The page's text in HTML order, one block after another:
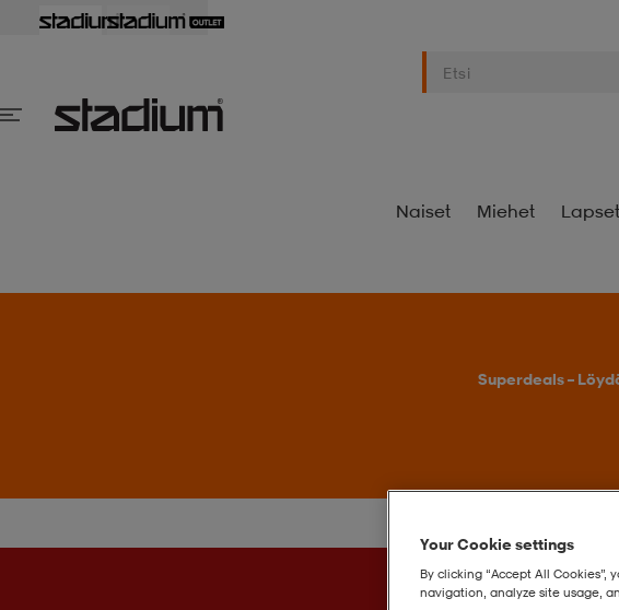
Naiset Miehet Lapset
Superdeals –
Your Cookie settings
By clicking “Accept All
navigation, analyze site usage,